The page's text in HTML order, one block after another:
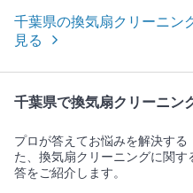
千葉県の換気扇クリーニン
見る
千葉県で換気扇クリーニン
プロが答えてお悩みを解決す
た、換気扇クリーニングに関
答をご紹介します。